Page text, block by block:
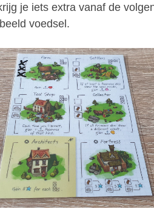
je iets extra vanaf de
voedsel.